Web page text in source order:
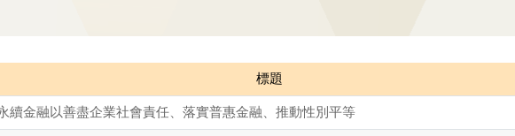
標題
續金融以善盡企業社會責任、落實普惠金融、推動性別平等